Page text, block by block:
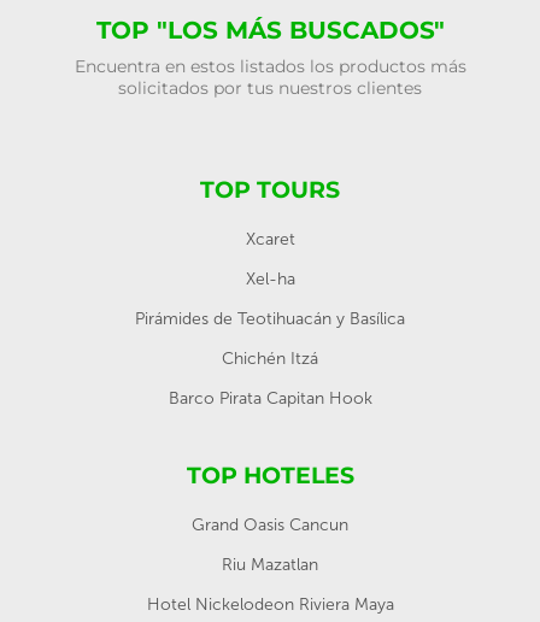
TOP "LOS MÁS BUSCADOS"
Encuentra en estos listados los productos más
solicitados por tus nuestros clientes
TOP TOURS
Xcaret
Xel-ha
Pirámides de Teotihuacán y Basílica
Chichén Itzá
Barco Pirata Capitan Hook
TOP HOTELES
Grand Oasis Cancun
Riu Mazatlan
Hotel Nickelodeon Riviera Maya